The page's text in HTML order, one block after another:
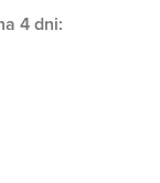
4 dni: